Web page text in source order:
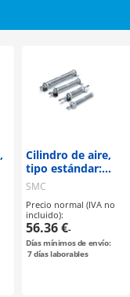
Cilindro de aire,
tipo estándar:
doble efecto,
vástago simple
serie CM2
SMC
Precio normal (IVA no
incluido):
56.36 €-
Días mínimos de envío:
7días laborables